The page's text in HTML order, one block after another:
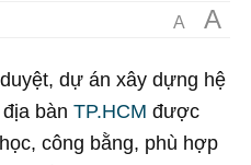
A A
dự án xây dựng hệ
địa bànTP.HCM được
công bằng, phù hợp